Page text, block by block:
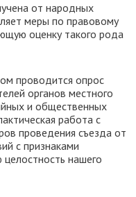
от народных
меры по правовому
оценку такого рода
проводится опрос
органов местного
и общественных
работа с
проведения съезда от
с признаками
целостность нашего